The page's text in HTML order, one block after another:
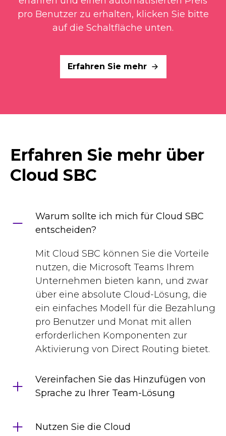
pro Benutzer zu erhalten, klicken Sie bitte
auf die Schaltfläche unten.
Erfahren Sie mehr
Erfahren Sie mehr über
Cloud SBC
Warum sollte ich mich für Cloud SBC
entscheiden?
Mit Cloud SBC können Sie die Vorteile
nutzen, die Microsoft Teams Ihrem
Unternehmen bieten kann, und zwar
über eine absolute Cloud-Lösung, die
ein einfaches Modell für die Bezahlung
pro Benutzer und Monat mit allen
erforderlichen Komponenten zur
Aktivierung von Direct Routing bietet.
Vereinfachen Sie das Hinzufügen von
Sprache zu Ihrer Team-Lösung
Nutzen Sie die Cloud